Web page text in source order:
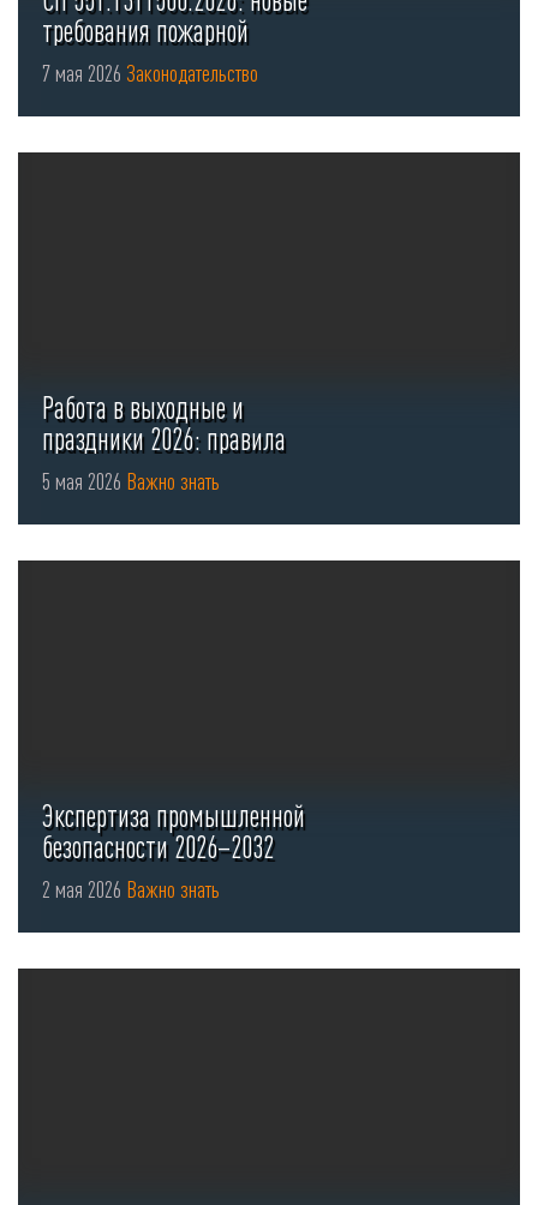
требования пожарной
безопасности для стоянок ...
7 мая 2026 Законодательство
Работа в выходные и
праздники 2026: правила
оформления ...
5 мая 2026 Важно знать
Экспертиза промышленной
безопасности 2026–2032
2 мая 2026 Важно знать